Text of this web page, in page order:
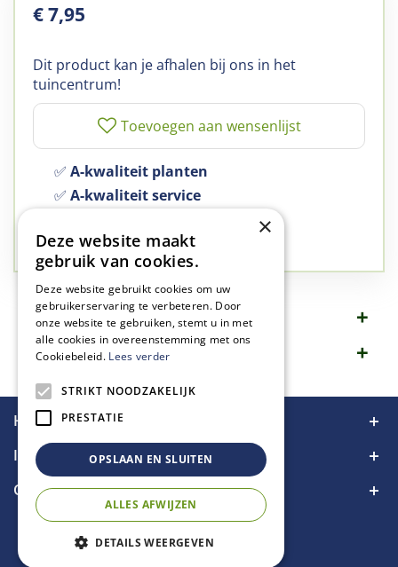
€7,95
Dit product kan je afhalen bij ons in het
tuincentrum!
✅ A-kwaliteit planten
✅ A-kwaliteit service
✅Groen, dat is wat we doen
Omschrijving
Specificaties
Handige links
Informatie
Contact
×
Deze website maakt
gebruik van cookies.
Deze website gebruikt cookies om uw
gebruikerservaring te verbeteren. Door
onze website te gebruiken, stemt u in met
alle cookies in overeenstemming met ons
Cookiebeleid. Lees verder
STRIKT NOODZAKELIJK
PRESTATIE
OPSLAAN EN SLUITEN
ALLES AFWIJZEN
DETAILS WEERGEVEN